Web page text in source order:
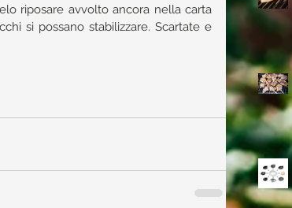
riposare avvolto ancora nella carta
si possano stabilizzare. Scartate e